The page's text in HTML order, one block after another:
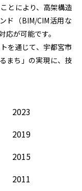
とにより、高架構造
ド（BIM/CIM活用な
応が可能です。
を通じて、宇都宮市
まち」の実現に、技
2023
2019
2015
2011